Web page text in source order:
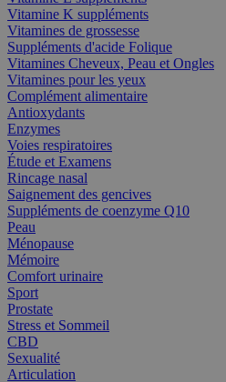
Vitamine K suppléments
Vitamines de grossesse
Suppléments d'acide Folique
Vitamines Cheveux, Peau et Ongles
Vitamines pour les yeux
Complément alimentaire
Antioxydants
Enzymes
Voies respiratoires
Étude et Examens
Rincage nasal
Saignement des gencives
Suppléments de coenzyme Q10
Peau
Ménopause
Mémoire
Comfort urinaire
Sport
Prostate
Stress et Sommeil
CBD
Sexualité
Articulation